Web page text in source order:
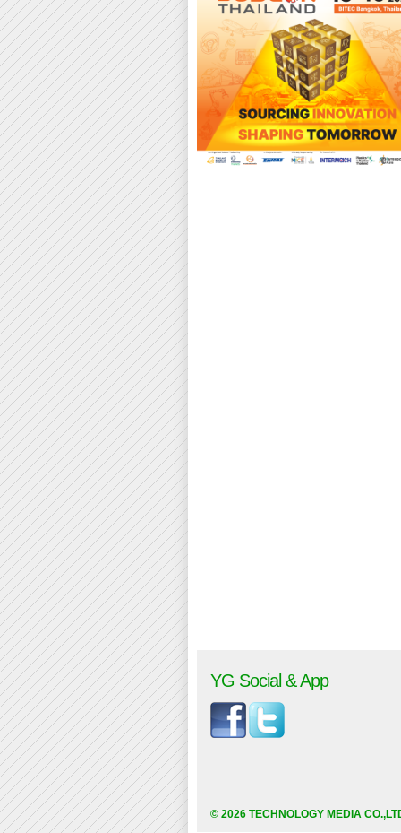
YG Social & App
© 2026 TECHNOLOGY MEDIA